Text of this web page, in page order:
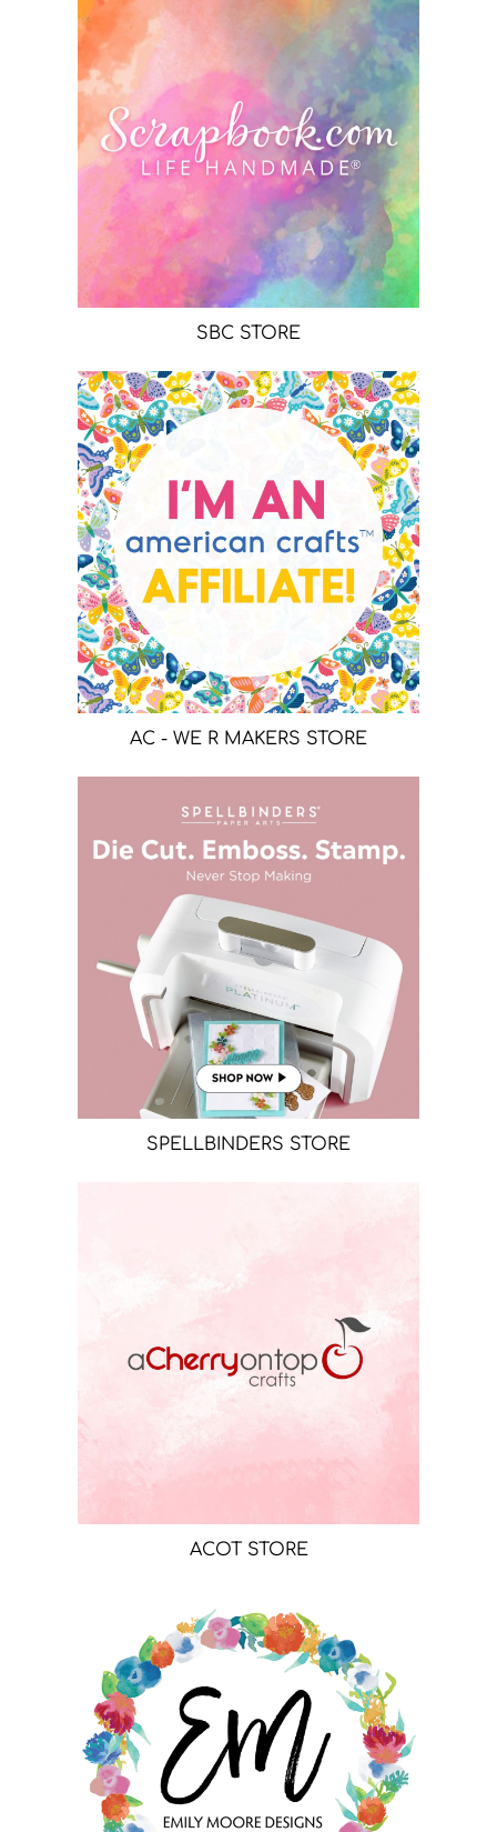
SBC STORE
AC - WE R MAKERS STORE
SPELLBINDERS STORE
ACOT STORE